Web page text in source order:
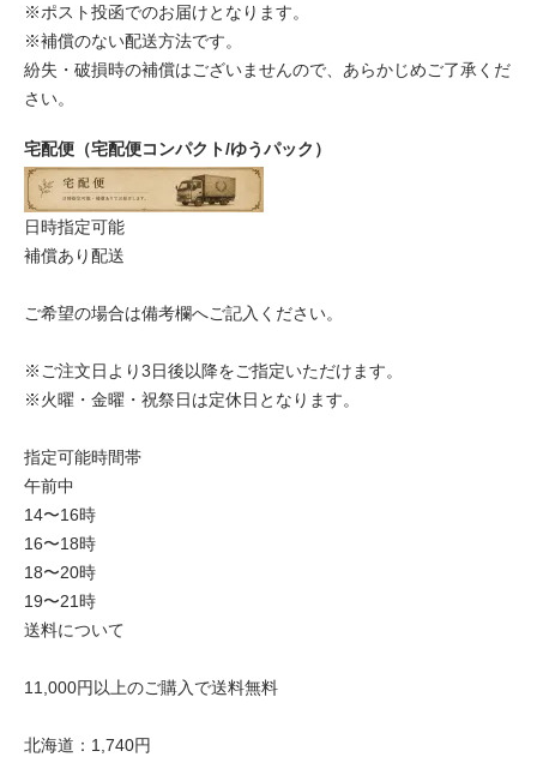
※ポスト投函でのお届けとなります。
※補償のない配送方法です。
紛失・破損時の補償はございませんので、あらかじめご了承くだ
さい。
宅配便（宅配便コンパクト/ゆうパック）
日時指定可能
補償あり配送
ご希望の場合は備考欄へご記入ください。
※ご注文日より3日後以降をご指定いただけます。
※火曜・金曜・祝祭日は定休日となります。
指定可能時間帯
午前中
14〜16時
16〜18時
18〜20時
19〜21時
送料について
11,000円以上のご購入で送料無料
北海道：1,740円